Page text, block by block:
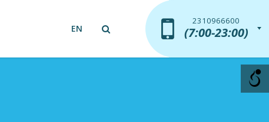
EN
2310966600
(7:00-23:00)
2310966600
(7:00-23:00)